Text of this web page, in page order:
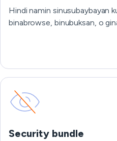
Hindi namin sinusubaybayan
binabrowse, binubuksan, o
Security bundle